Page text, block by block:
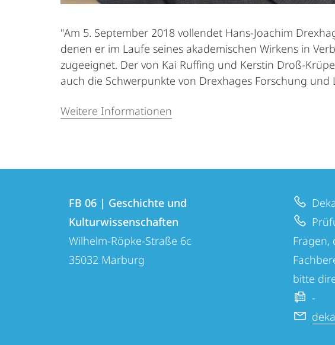
"Am 5. September 2018 vollendet Hans-Joachim
denen er im Laufe seines akademischen Wirkens in
zugeeignet. Der von Kai Ruffing und Kerstin Droß-
auch die Schwerpunkte von Drexhages Forschung und
Weitere Informationen
Informationen
Kontaktinformationen
FB
06
|
FB 06 | Geschichte und
Kulturwissenschaften
Wilhelm-Röpke-Straße 6c
35032 Marburg
Fragen,
bitte
-